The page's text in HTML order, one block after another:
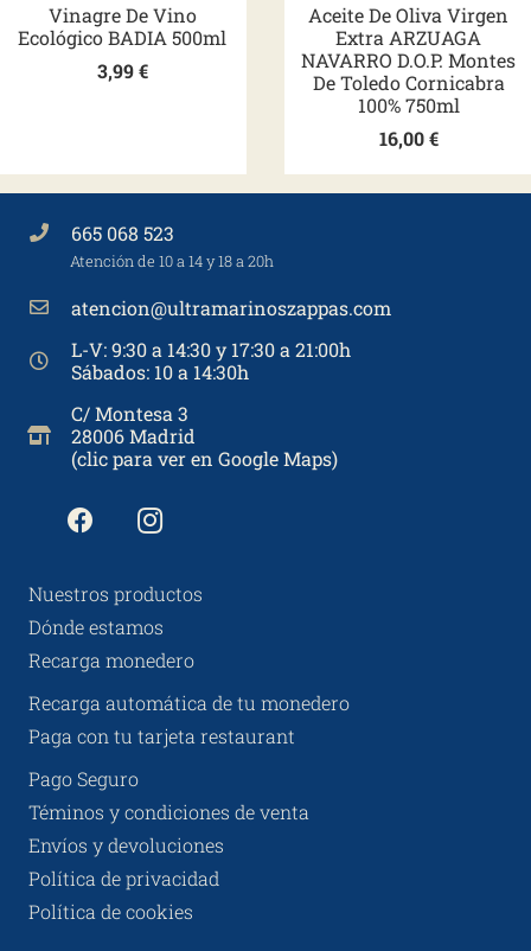
Vinagre De Vino
Ecológico BADIA 500ml
3,99€
Aceite De Oliva Virgen
Extra ARZUAGA
NAVARRO D.O.P. Montes
De Toledo Cornicabra
100% 750ml
16,00€
665 068 523
Atención de 10 a 14 y 18 a 20h
atencion@ultramarinoszappas.com
L-V: 9:30 a 14:30 y 17:30 a 21:00h
Sábados: 10 a 14:30h
C/ Montesa 3
28006 Madrid
(clic para ver en Google Maps)
Nuestros productos
Dónde estamos
Recarga monedero
Recarga automática de tu monedero
Paga con tu tarjeta restaurant
Pago Seguro
Téminos y condiciones de venta
Envíos y devoluciones
Política de privacidad
Política de cookies